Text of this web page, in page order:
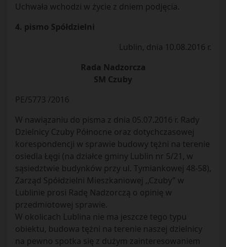
Uchwała wchodzi w życie z dniem podjęcia.
4. pismo Spółdzielni
Lublin, dnia 10.08.2016 r.
Rada Nadzorcza
SM Czuby
PE/5773 /2016
W nawiązaniu do pisma z dnia 05.07.2016 r. Rady
Dzielnicy Czuby Północne oraz dotychczasowej
korespondencji w sprawie budowy tężni na terenie
osiedla Łęgi (na działce gminy Lublin nr 5/21, w
sąsiedztwie budynków przy ul. Tymiankowej 48-58),
Zarząd Spółdzielni Mieszkaniowej ,,Czuby” w
Lublinie prosi Radę Nadzorczą o opinię w
przedmiotowej sprawie.
W okolicach Lublina nie ma jeszcze tego typu
obiektu, budowa tężni na terenie naszej dzielnicy
na pewno spotka się z dużym zainteresowaniem